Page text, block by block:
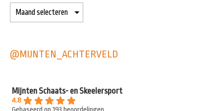
@MIJNTEN_ACHTERVELD
Mijnten Schaats- en Skeelersport
4.8